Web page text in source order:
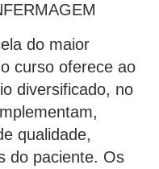
do maior
curso oferece ao
diversificado, no
qualidade,
do paciente. Os